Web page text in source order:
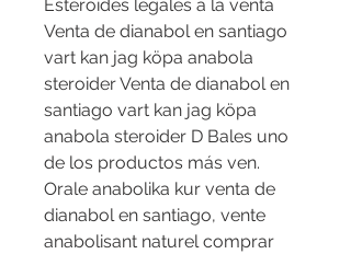
Esteroides legales a la venta
Venta de dianabol en santiago
vart kan jag köpa anabola
steroider Venta de dianabol en
santiago vart kan jag köpa
anabola steroider D Bales uno
de los productos más ven.
Orale anabolika kur venta de
dianabol en santiago, vente
anabolisant naturel comprar